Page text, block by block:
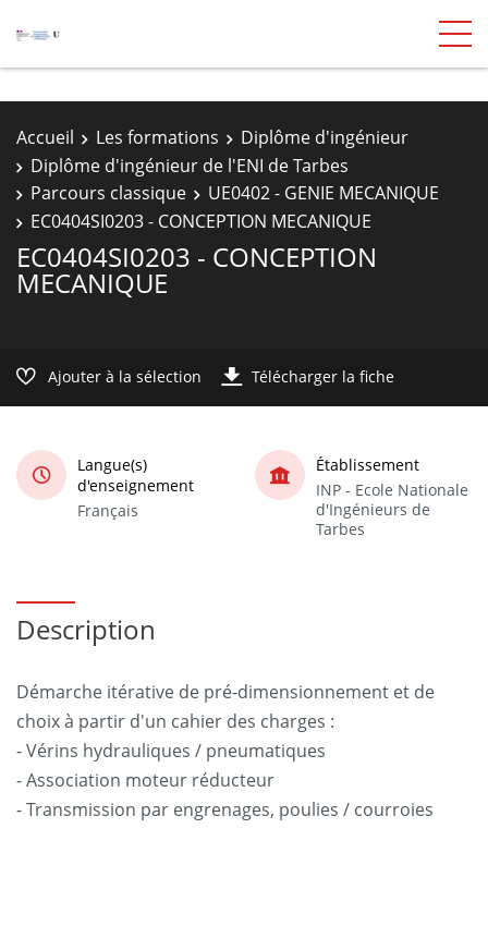
Accueil Les formations
Diplôme d'ingénieur
Diplôme d'ingénieur de l'ENI de Tarbes
Parcours classique
UE0402 - GENIE MECANIQUE
EC0404SI0203 - CONCEPTION MECANIQUE
EC0404SI0203 - CONCEPTION
MECANIQUE
Ajouter à la sélection Télécharger la fiche
Langue(s)
d'enseignement
Français
Établissement
INP - Ecole Nationale
d'Ingénieurs de
Tarbes
Description
Démarche itérative de pré-dimensionnement et de
choix à partir d'un cahier des charges :
- Vérins hydrauliques / pneumatiques
- Association moteur réducteur
- Transmission par engrenages, poulies / courroies